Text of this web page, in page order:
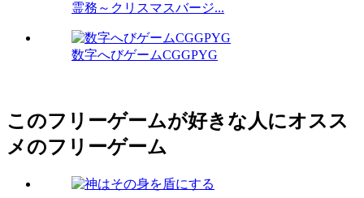
霊務～クリスマスバージ...
数字へびゲームCGGPYG
このフリーゲームが好きな人にオスス
メのフリーゲーム